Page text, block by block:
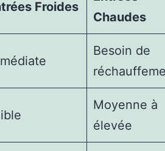
Froides
Chaudes
Besoin de
Moyenne à
élevée